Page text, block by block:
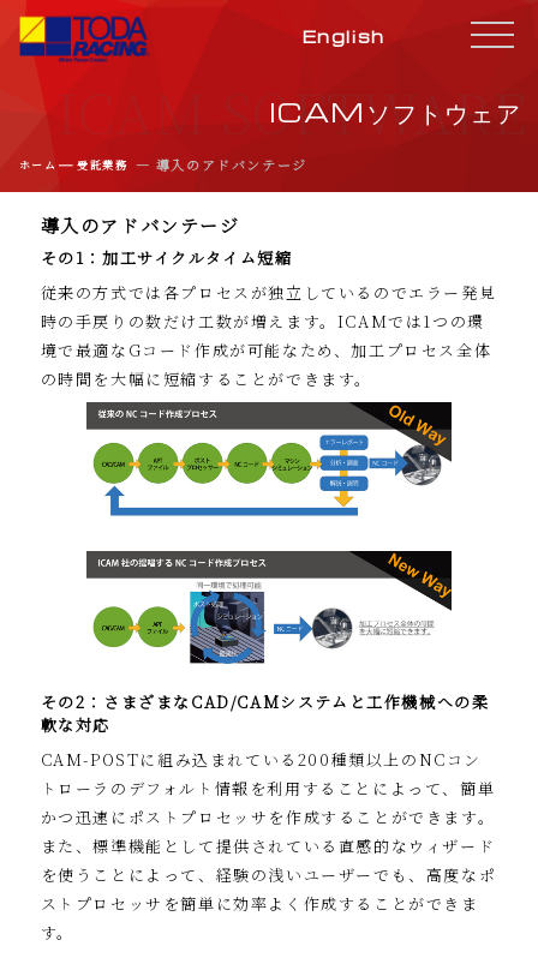
English
ICAMソフトウェア
ICAM SOFTWARE
ホーム ― 受託業務 ― 導入のアドバンテージ
導入のアドバンテージ
その1：加工サイクルタイム短縮
従来の方式では各プロセスが独立しているのでエラー発見
時の手戻りの数だけ工数が増えます。ICAMでは1つの環
境で最適なGコード作成が可能なため、加工プロセス全体
の時間を大幅に短縮することができます。
その2：さまざまなCAD/CAMシステムと工作機械への柔
軟な対応
CAM-POSTに組み込まれている200種類以上のNCコン
トローラのデフォルト情報を利用することによって、簡単
かつ迅速にポストプロセッサを作成することができます。
また、標準機能として提供されている直感的なウィザード
を使うことによって、経験の浅いユーザーでも、高度なポ
ストプロセッサを簡単に効率よく作成することができま
す。